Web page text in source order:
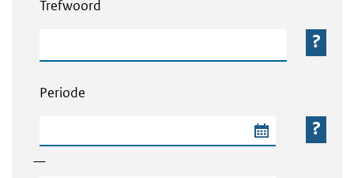
Trefwoord
Periode
—